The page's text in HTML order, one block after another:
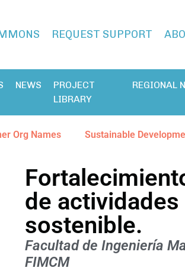
REQUEST SUPPORT
NEWS
PROJECT
LIBRARY
REGIONAL
Org Names Sustainable
de
sostenible.
Facultad de Ingeniería
FIMCM